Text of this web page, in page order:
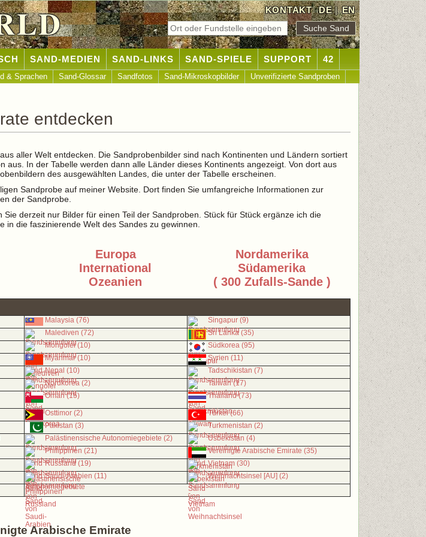
KONTAKT DE|EN
SAND-MEDIEN SAND-LINKS SAND-SPIELE SUPPORT 42
& Sprachen Sand-Glossar Sandfotos Sand-Mikroskopbilder Unverifizierte Sandproben
entdecken
aller Welt entdecken. Die Sandprobenbilder sind nach Kontinenten und Ländern sortiert
In der Tabelle werden dann alle Länder dieses Kontinents angezeigt. Von dort aus
des ausgewählten Landes, die unter der Tabelle erscheinen.
Sandprobe auf meiner Website. Dort finden Sie umfangreiche Informationen zur
der Sandprobe.
derzeit nur Bilder für einen Teil der Sandproben. Stück für Stück ergänze ich die
die faszinierende Welt des Sandes zu gewinnen.
Europa
Nordamerika
International
Südamerika
Ozeanien ( 300 Zufalls-Sande )
Malaysia (76)
Singapur (9)
Malediven (72)
Sri Lanka (35)
Mongolei (10)
Südkorea (95)
Myanmar (10)
Syrien (11)
Nepal (10)
Tadschikistan (7)
Nordkorea (2)
Taiwan (17)
Oman (15) Thailand (73)
Osttimor (2)
Türkei (66)
Pakistan (3)
Turkmenistan (2)
Palästinensische Autonomiegebiete (2)
Usbekistan (4)
Philippinen (21)
Vereinigte Arabische Emirate (35)
Russland (19)
Vietnam (30)
Saudi-Arabien (11)
Weihnachtsinsel [AU] (2)
Arabische Emirate